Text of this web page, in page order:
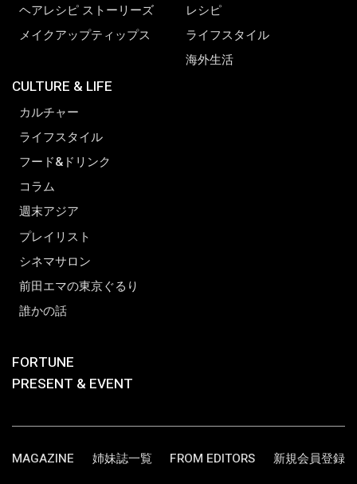
ヘアレシピ ストーリーズ
メイクアップティップス
CULTURE & LIFE
カルチャー
ライフスタイル
フード&ドリンク
コラム
週末アジア
プレイリスト
シネマサロン
前田エマの東京ぐるり
誰かの話
レシピ
ライフスタイル
海外生活
FORTUNE
PRESENT & EVENT
MAGAZINE 姉妹誌一覧 FROM EDITORS 新規会員登録